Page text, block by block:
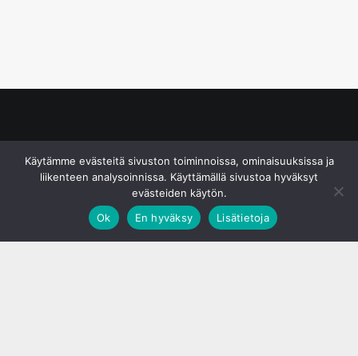
Käytämme evästeitä sivuston toiminnoissa, ominaisuuksissa ja
liikenteen analysoinnissa. Käyttämällä sivustoa hyväksyt
evästeiden käytön.
Ok
En hyväksy Lisätietoja